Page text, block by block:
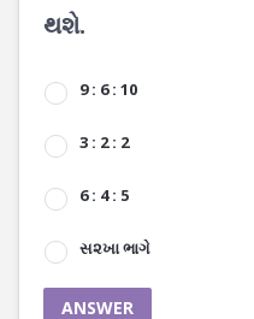
થશે.
9 : 6 : 10
3 : 2 : 2
6 : 4 : 5
સ૨ખા ભાગે
ANSWER